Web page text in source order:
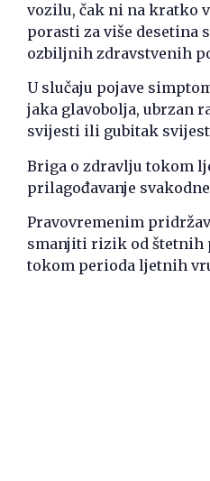
vozilu, čak ni na kratko
porasti za više desetina
ozbiljnih zdravstvenih
U slučaju pojave
jaka glavobolja, ubrzan
svijesti ili gubitak
Briga o zdravlju tokom
prilagođavanje
Pravovremenim
smanjiti rizik od štetnih
tokom perioda ljetnih